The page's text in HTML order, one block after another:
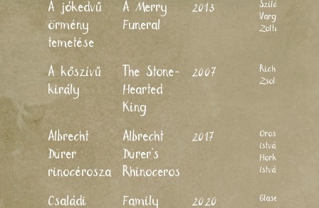
A jókedvű
örmény
temetése
A Merry
Funeral
2013
Szilágyi
Varga
Zoltán
A kőszívű
király
The Stone-
Hearted
King
2007
Richly
Zsolt
Albrecht
Dürer
rinocérosza
Albrecht
Dürer’s
Rhinoceros
2017
Orosz
István,
Horkay
István
Családi
Family
2020 Glaser Kati